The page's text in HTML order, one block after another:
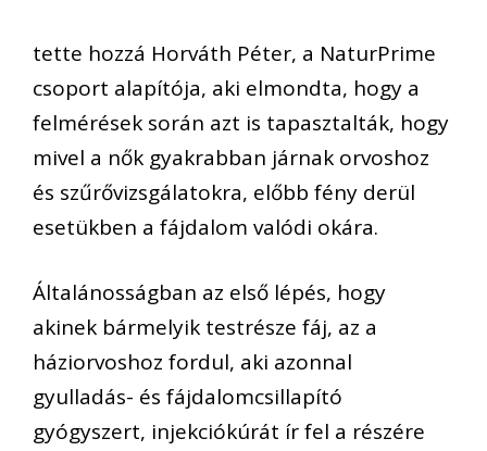
tette hozzá Horváth Péter, a NaturPrime
csoport alapítója, aki elmondta, hogy a
felmérések során azt is tapasztalták, hogy
mivel a nők gyakrabban járnak orvoshoz
és szűrővizsgálatokra, előbb fény derül
esetükben a fájdalom valódi okára.
Általánosságban az első lépés, hogy
akinek bármelyik testrésze fáj, az a
háziorvoshoz fordul, aki azonnal
gyulladás- és fájdalomcsillapító
gyógyszert, injekciókúrát ír fel a részére